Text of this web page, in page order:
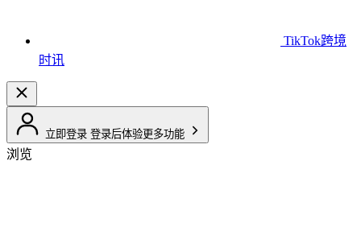
TikTok跨境
时讯
立即登录 登录后体验更多功能
浏览